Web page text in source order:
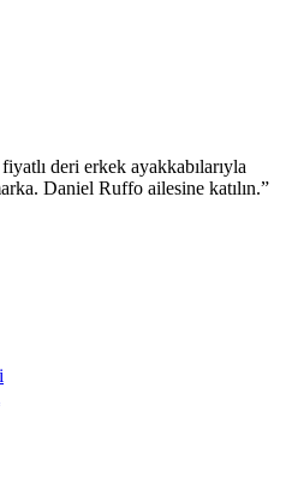
deri erkek ayakkabılarıyla
Daniel Ruffo ailesine katılın.”